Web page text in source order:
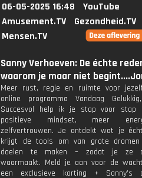
06-05-2025 16:48
YouTube
Amusement.TV
Gezondheid.TV
Mensen.TV
Sanny Verhoeven: De échte
waarom je maar niet
Meer rust, regie en ruimte voor
online programma Vandaag
Succesvol help ik je stap voor stap
positieve mindset, meer
zelfvertrouwen. Je ontdekt wat je
krijgt de tools om van grote dromen
doelen te maken – zodat je ze
waarmaakt. Meld je aan voor de
een exclusieve korting + Sanny’s